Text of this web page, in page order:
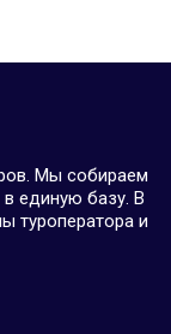
Мы собираем
в единую базу. В
туроператора и